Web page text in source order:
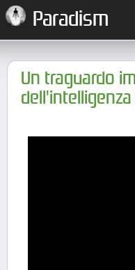
Paradism
Un traguardo